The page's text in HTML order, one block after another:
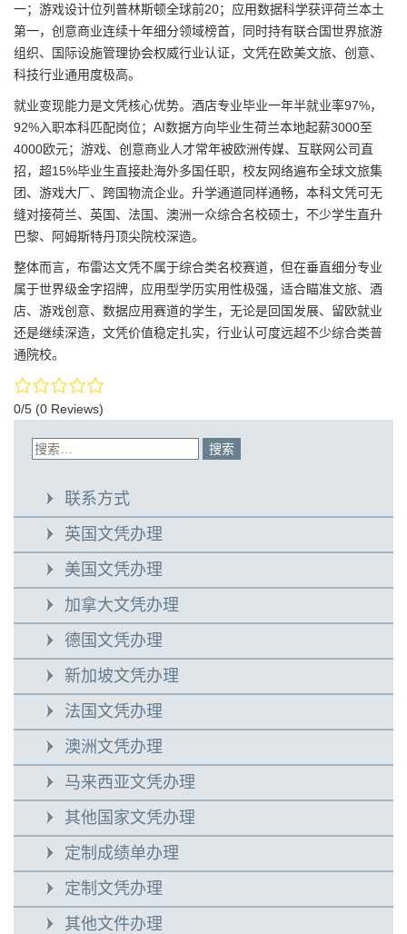
一；游戏设计位列普林斯顿全球前20；应用数据科学获评荷兰本土
第一，创意商业连续十年细分领域榜首，同时持有联合国世界旅游
组织、国际设施管理协会权威行业认证，文凭在欧美文旅、创意、
科技行业通用度极高。
就业变现能力是文凭核心优势。酒店专业毕业一年半就业率97%，
92%入职本科匹配岗位；AI数据方向毕业生荷兰本地起薪3000至
4000欧元；游戏、创意商业人才常年被欧洲传媒、互联网公司直
招，超15%毕业生直接赴海外多国任职，校友网络遍布全球文旅集
团、游戏大厂、跨国物流企业。升学通道同样通畅，本科文凭可无
缝对接荷兰、英国、法国、澳洲一众综合名校硕士，不少学生直升
巴黎、阿姆斯特丹顶尖院校深造。
整体而言，布雷达文凭不属于综合类名校赛道，但在垂直细分专业
属于世界级金字招牌，应用型学历实用性极强，适合瞄准文旅、酒
店、游戏创意、数据应用赛道的学生，无论是回国发展、留欧就业
还是继续深造，文凭价值稳定扎实，行业认可度远超不少综合类普
通院校。
0/5 (0 Reviews)
联系方式
英国文凭办理
美国文凭办理
加拿大文凭办理
德国文凭办理
新加坡文凭办理
法国文凭办理
澳洲文凭办理
马来西亚文凭办理
其他国家文凭办理
定制成绩单办理
定制文凭办理
其他文件办理